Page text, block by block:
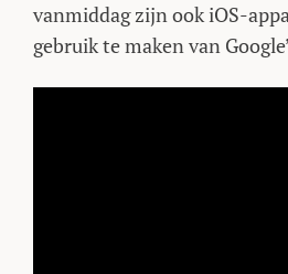
vanmiddag zijn ook iOS-
gebruik te maken van